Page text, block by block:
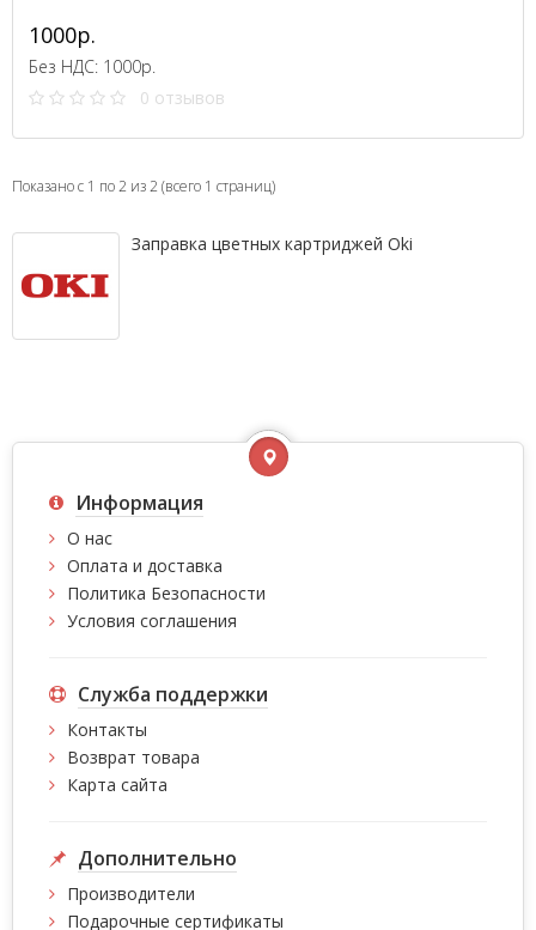
1000р.
Без НДС: 1000р.
0 отзывов
Показано с 1 по 2 из 2 (всего 1 страниц)
Заправка цветных картриджей Oki
Информация
О нас
Оплата и доставка
Политика Безопасности
Условия соглашения
Служба поддержки
Контакты
Возврат товара
Карта сайта
Дополнительно
Производители
Подарочные сертификаты